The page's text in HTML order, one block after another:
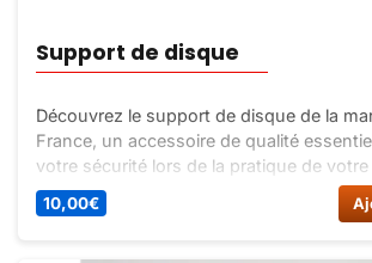
Support de disque
Découvrez le support de disque de la
France, un accessoire de qualité
votre sécurité lors de la pratique de votre
Facile à installer, profitez pleinement de
sans vous soucier de l’usure
10,00€